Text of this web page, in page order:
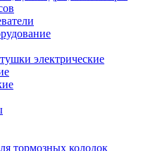
электрические
тормозных колодок